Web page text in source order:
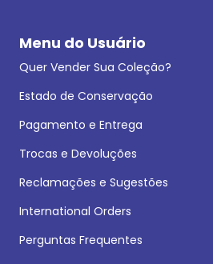
Menu do Usuário
Quer Vender Sua Coleção?
Estado de Conservação
Pagamento e Entrega
Trocas e Devoluções
Reclamações e Sugestões
International Orders
Perguntas Frequentes